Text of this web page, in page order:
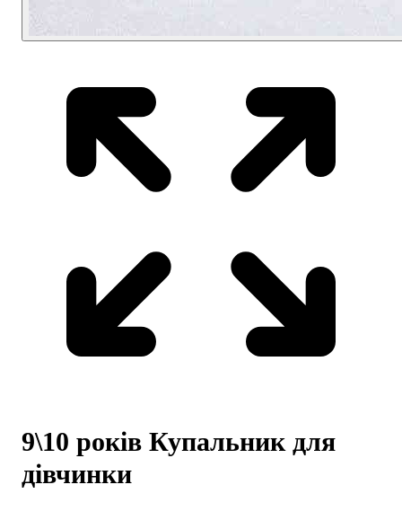
9\10 років Купальник для
дівчинки